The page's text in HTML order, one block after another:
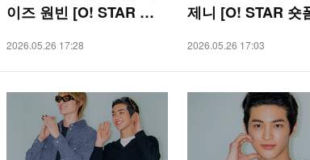
이즈 원빈 [O! STAR 숏
2026.05.26 17:28
제니 [O! STAR 숏
2026.05.26 17:03